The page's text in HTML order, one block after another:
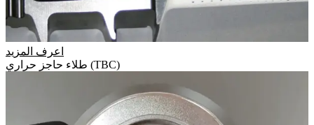
اعرف المزيد
طلاء حاجز حراري (TBC)